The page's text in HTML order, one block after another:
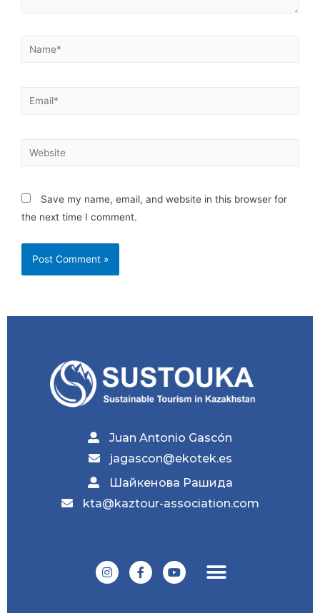
Save my name, email, and website in this browser for
the next time I comment.
Juan Antonio Gascón
jagascon@ekotek.es
Шайкенова Рашида
kta@kaztour-association.com